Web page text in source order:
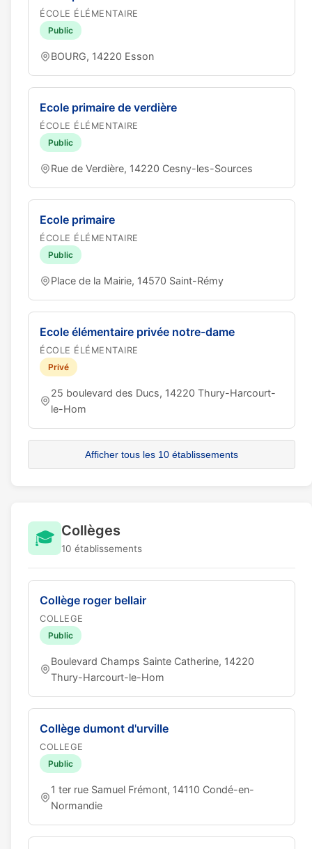
ÉCOLE ÉLÉMENTAIRE
Public
BOURG, 14220 Esson
Ecole primaire de verdière
ÉCOLE ÉLÉMENTAIRE
Public
Rue de Verdière, 14220 Cesny-les-Sources
Ecole primaire
ÉCOLE ÉLÉMENTAIRE
Public
Place de la Mairie, 14570 Saint-Rémy
Ecole élémentaire privée notre-dame
ÉCOLE ÉLÉMENTAIRE
Privé
25 boulevard des Ducs, 14220 Thury-Harcourt-
le-Hom
Afficher tous les 10 établissements
🎓 Collèges
10 établissements
Collège roger bellair
COLLEGE
Public
Boulevard Champs Sainte Catherine, 14220
Thury-Harcourt-le-Hom
Collège dumont d'urville
COLLEGE
Public
1 ter rue Samuel Frémont, 14110 Condé-en-
Normandie